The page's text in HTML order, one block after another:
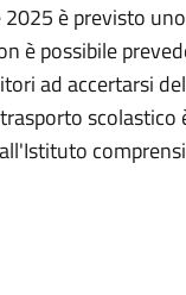
è previsto
è possibile
ad accertarsi